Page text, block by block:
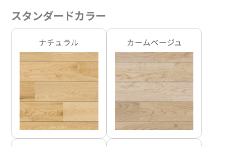
スタンダードカラー
ナチュラル カームベージュ